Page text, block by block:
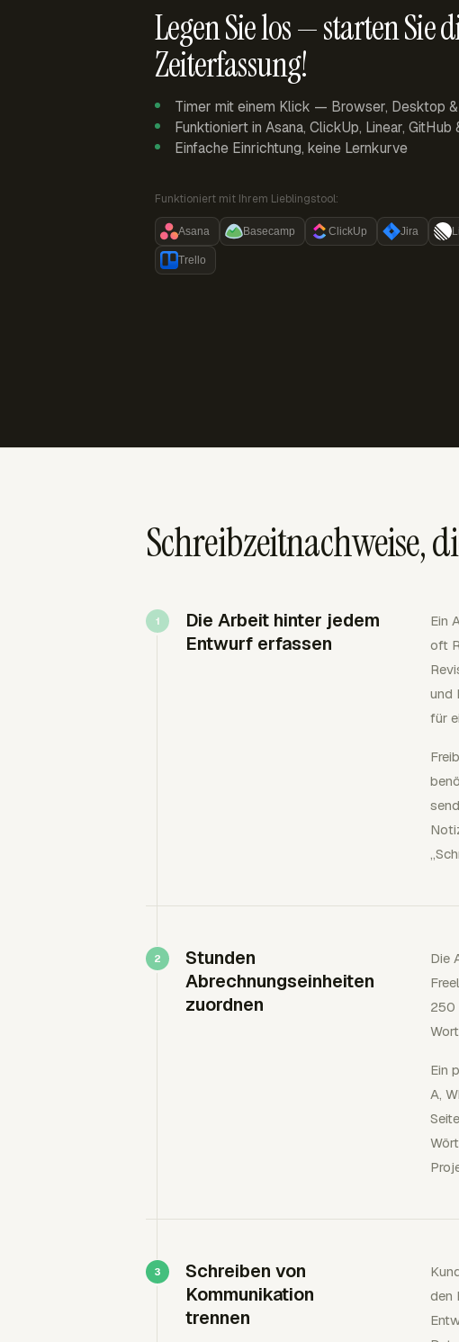
Legen Sie los — starten Sie
Zeiterfassung!
Timer mit einem Klick — Browser, Desktop
Funktioniert in Asana, ClickUp, Linear, GitHub
Einfache Einrichtung, keine Lernkurve
Funktioniert mit Ihrem Lieblingstool:
Asana Basecamp ClickUp Jira
Trello
Schreibzeitnachweise,
Die Arbeit hinter jedem
Entwurf erfassen
Ein
oft
und
für
Stunden
Abrechnungseinheiten
zuordnen
Die
250
Ein
A,
Schreiben von
Kommunikation
trennen
den